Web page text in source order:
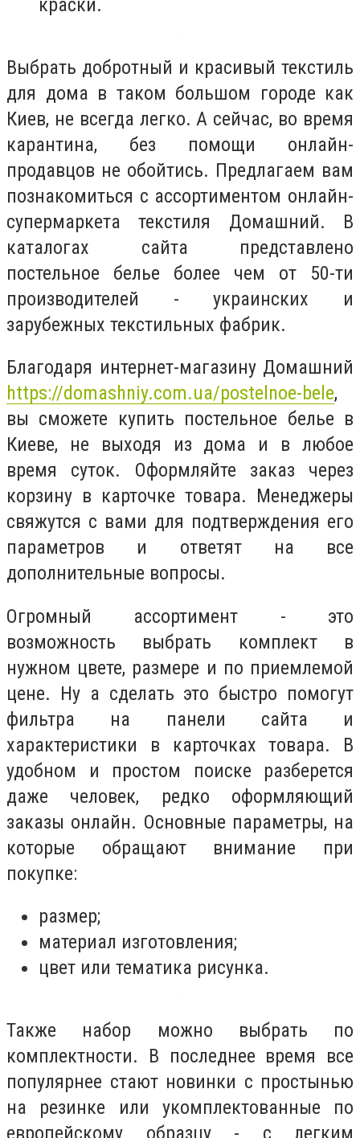
Выбрать добротный и красивый текстиль
для дома в таком большом городе как
Киев, не всегда легко. А сейчас, во время
карантина, без помощи онлайн-
продавцов не обойтись. Предлагаем вам
познакомиться с ассортиментом онлайн-
супермаркета текстиля Домашний. В
каталогах сайта представлено
постельное белье более чем от 50-ти
производителей - украинских и
зарубежных текстильных фабрик.
Благодаря интернет-магазину Домашний
https://domashniy.com.ua/postelnoe-bele,
вы сможете купить постельное белье в
Киеве, не выходя из дома и в любое
время суток. Оформляйте заказ через
корзину в карточке товара. Менеджеры
свяжутся с вами для подтверждения его
параметров и ответят на все
дополнительные вопросы.
Огромный ассортимент - это
возможность выбрать комплект в
нужном цвете, размере и по приемлемой
цене. Ну а сделать это быстро помогут
фильтра на панели сайта и
характеристики в карточках товара. В
удобном и простом поиске разберется
даже человек, редко оформляющий
заказы онлайн. Основные параметры, на
которые обращают внимание при
покупке:
размер;
материал изготовления;
цвет или тематика рисунка.
Также набор можно выбрать по
комплектности. В последнее время все
популярнее стают новинки с простынью
на резинке или укомплектованные по
европейскому образцу - с легким